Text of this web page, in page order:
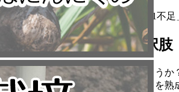
つまり、疲労の原因は「ビタミンB1不
○黒にんにくという選択肢
みなさん黒にんにくはご存知でしょうか
黒にんにくは、普通の白いにんにくを